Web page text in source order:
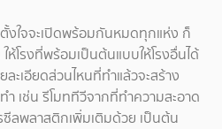
ใจจะเปิดพร้อมกันหมดทุกแห่ง ก็
โรงที่พร้อมเป็นต้นแบบให้โรงอื่นได้
ะเอียดส่วนไหนที่ทำแล้วจะสร้าง
เช่น รีโมททีวีจากที่ทำความสะอาด
ลพลาสติกเพิ่มเติมด้วย เป็นต้น